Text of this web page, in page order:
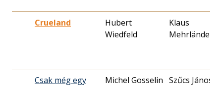
Crueland
Hubert
Wiedfeld
Klaus
Mehrländer
Csak még egy
Michel Gosselin Szűcs János